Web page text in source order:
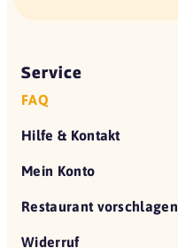
Service
FAQ
Hilfe & Kontakt
Mein Konto
Restaurant vorschlagen
Widerruf